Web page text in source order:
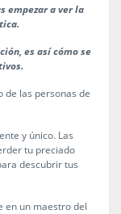
empezar a ver la
es así cómo se
de las personas de
y único. Las
tu preciado
descubrir tus
en un maestro del